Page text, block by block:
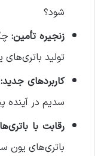
شود؟
زنجیره تأمین:
تولید باتری‌های
کاربردهای جدید:
سدیم در
رقابت با
باتری‌های یون